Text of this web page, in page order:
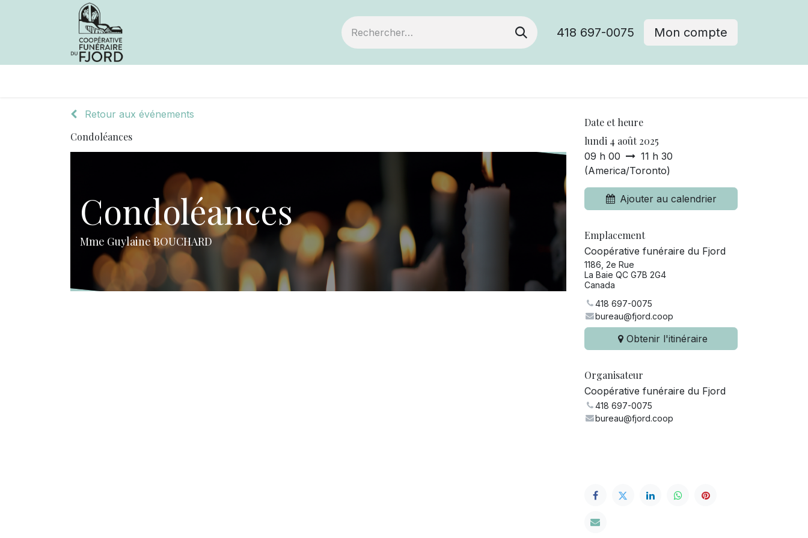
418 697-0075 Mon compte
Retour aux événements
Condoléances
Condoléances
Mme Guylaine BOUCHARD
Date et heure
lundi 4 août 2025
09 h 00
11 h 30
(America/Toronto)
Ajouter au calendrier
Emplacement
Coopérative funéraire du Fjord
1186, 2e Rue
La Baie QC G7B 2G4
Canada
418 697-0075
bureau@fjord.coop
Obtenir l'itinéraire
Organisateur
Coopérative funéraire du Fjord
418 697-0075
bureau@fjord.coop